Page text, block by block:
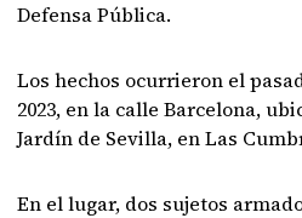
Defensa Pública.
Los hechos ocurrieron el
2023, en la calle Barcelona,
Jardín de Sevilla, en Las
En el lugar, dos sujetos